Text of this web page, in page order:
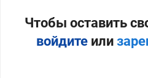
Чтобы оставить
войдитеили